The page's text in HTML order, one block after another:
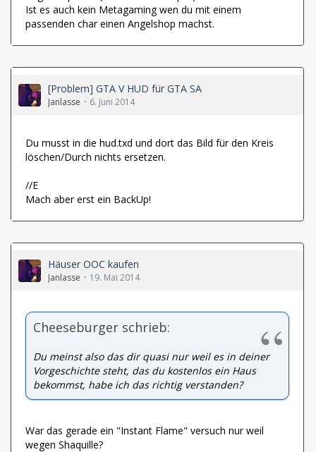
Ist es auch kein Metagaming wen du mit einem
passenden char einen Angelshop machst.
[Problem] GTA V HUD für GTA SA
Janlasse 6. Juni 2014
Du musst in die hud.txd und dort das Bild für den Kreis
löschen/Durch nichts ersetzen.
//E
Mach aber erst ein BackUp!
Häuser OOC kaufen
Janlasse 19. Mai 2014
Cheeseburger schrieb:
Du meinst also das dir quasi nur weil es in deiner
Vorgeschichte steht, das du kostenlos ein Haus
bekommst, habe ich das richtig verstanden?
War das gerade ein "Instant Flame" versuch nur weil
wegen Shaquille?